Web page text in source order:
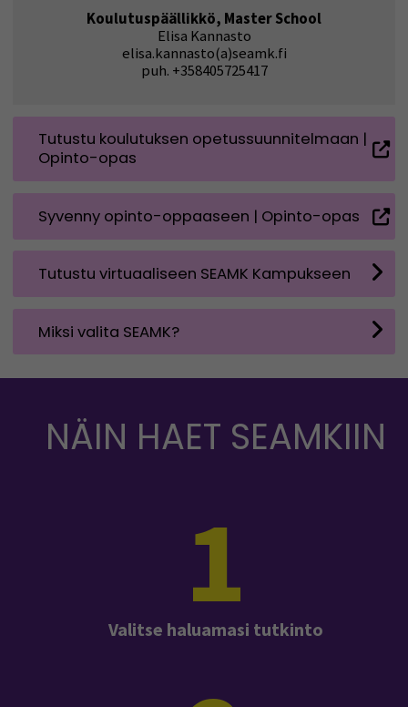
Koulutuspäällikkö, Master School
Elisa Kannasto
elisa.kannasto(a)seamk.fi
puh. +358405725417
Tutustu koulutuksen opetussuunnitelmaan |
Opinto-opas
Syvenny opinto-oppaaseen | Opinto-opas
Tutustu virtuaaliseen SEAMK Kampukseen
Miksi valita SEAMK?
NÄIN HAET SEAMKIIN
1
Valitse haluamasi tutkinto